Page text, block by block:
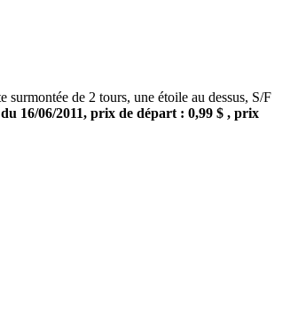
de 2 tours, une étoile au dessus, S/F
16/06/2011, prix de départ : 0,99 $ , prix